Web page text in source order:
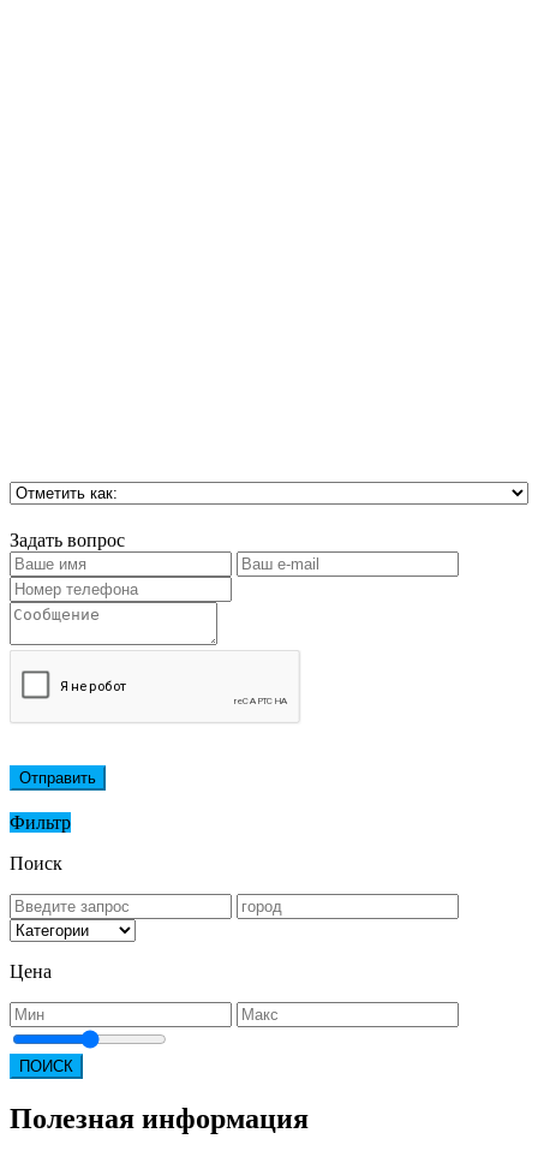
Задать вопрос
Отправить
Фильтр
Поиск
Цена
ПОИСК
Полезная информация